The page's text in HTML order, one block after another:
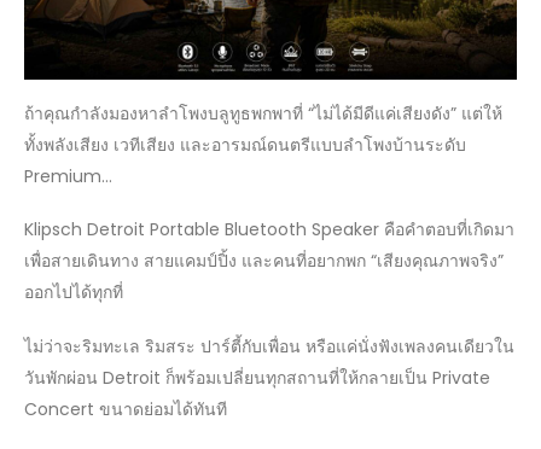
ถ้าคุณกำลังมองหาลำโพงบลูทูธพกพาที่ “ไม่ได้มีดีแค่เสียงดัง” แต่ให้
ทั้งพลังเสียง เวทีเสียง และอารมณ์ดนตรีแบบลำโพงบ้านระดับ
Premium…
Klipsch Detroit Portable Bluetooth Speaker คือคำตอบที่เกิดมา
เพื่อสายเดินทาง สายแคมป์ปิ้ง และคนที่อยากพก “เสียงคุณภาพจริง”
ออกไปได้ทุกที่
ไม่ว่าจะริมทะเล ริมสระ ปาร์ตี้กับเพื่อน หรือแค่นั่งฟังเพลงคนเดียวใน
วันพักผ่อน Detroit ก็พร้อมเปลี่ยนทุกสถานที่ให้กลายเป็น Private
Concert ขนาดย่อมได้ทันที